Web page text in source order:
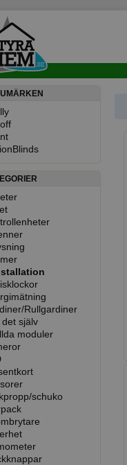
Rullgardiner
själv
moduler
schuko